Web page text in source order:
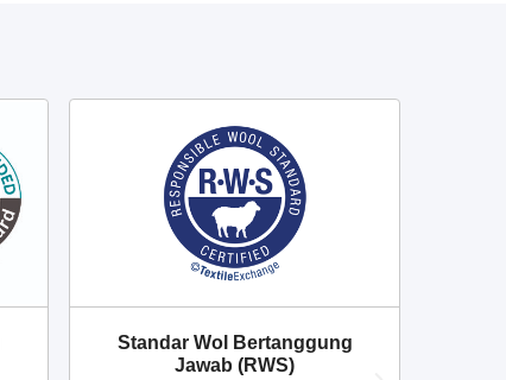
Standar Wol Bertanggung
Jawab (RWS)